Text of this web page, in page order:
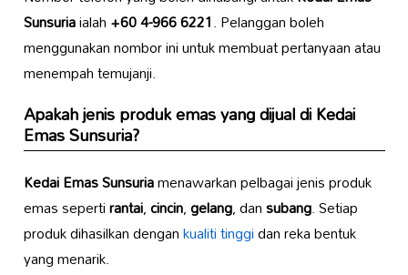
Sunsuriaialah+60 4-966 6221. Pelanggan boleh
menggunakan nombor ini untuk membuat pertanyaan atau
menempah temujanji.
Apakah jenis produk emas yang dijual diKedai
Emas Sunsuria?
Kedai Emas Sunsuriamenawarkan pelbagai jenis produk
emas sepertirantai,cincin,gelang, dansubang. Setiap
produk dihasilkan dengankualiti tinggidan reka bentuk
yang menarik.